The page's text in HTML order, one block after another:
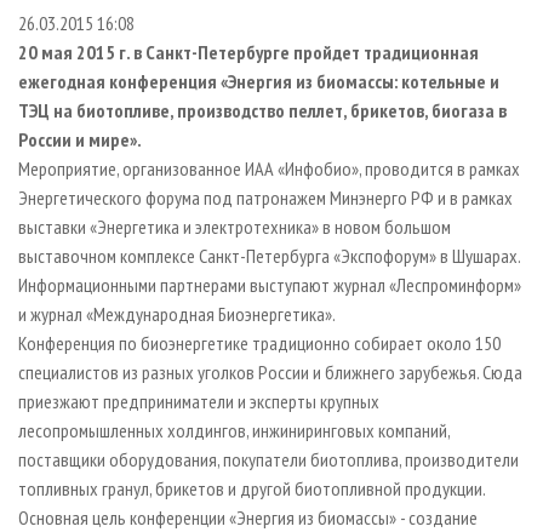
ПРОИЗВОДСТВО МЕБЕЛИ
БИОЭНЕРГЕТИКА
ИНСТРУМЕНТ И МАТЕРИАЛЫ
ПРИОРИТЕТНЫЕ ИНВЕСТПРОЕКТЫ
RUSSIAN FORESTRY REVIEW
ГАЗЕТА ЛЕСПРОМФОРУМ
БИБЛИОТЕКА СПЕЦИАЛИСТА
26.03.2015 16:08
20 мая 2015 г. в Санкт-Петербурге пройдет традиционная
ежегодная конференция «Энергия из биомассы: котельные и
ТЭЦ на биотопливе, производство пеллет, брикетов, биогаза в
России и мире».
Мероприятие, организованное ИАА «Инфобио», проводится в рамках
Энергетического форума под патронажем Минэнерго РФ и в рамках
выставки «Энергетика и электротехника» в новом большом
выставочном комплексе Санкт-Петербурга «Экспофорум» в Шушарах.
Информационными партнерами выступают журнал «Леспроминформ»
и журнал «Международная Биоэнергетика».
Конференция по биоэнергетике традиционно собирает около 150
специалистов из разных уголков России и ближнего зарубежья. Сюда
приезжают предприниматели и эксперты крупных
лесопромышленных холдингов, инжиниринговых компаний,
поставщики оборудования, покупатели биотоплива, производители
топливных гранул, брикетов и другой биотопливной продукции.
Основная цель конференции «Энергия из биомассы» - создание